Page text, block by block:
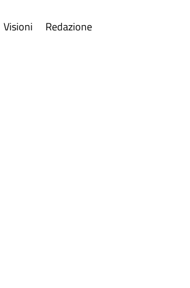
Visioni Redazione